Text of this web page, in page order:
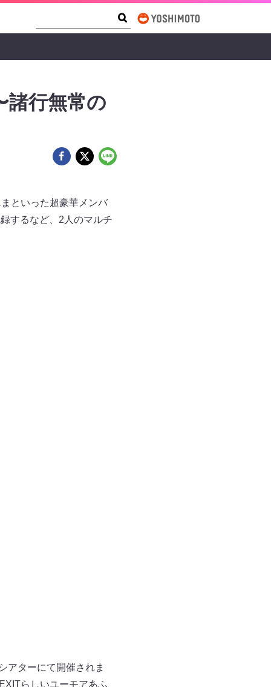
諸行無常の
といった超豪華メンバ
するなど、2人のマルチ
アターにて開催されま
らしいユーモアあふ